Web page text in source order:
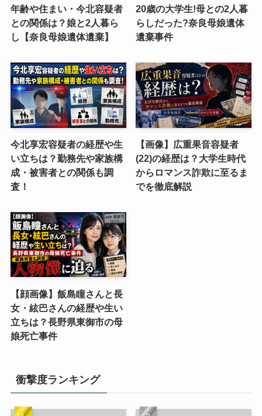
年齢や住まい・今北容疑者
との関係は？娘と2人暮ら
し【奈良母娘遺体遺棄】
20歳の大学生!母との2人暮
らしだった?奈良母娘遺体
遺棄事件
今北享宏容疑者の経歴や生
い立ちは？勤務先や家族構
成・被害者との関係も調
査！
【画像】広重果音容疑者
(22)の経歴は？大学生時代
からロマンス詐欺に至るま
でを徹底解説
【顔画像】飯島瞳さんと長
女・絃巴さんの経歴や生い
立ちは？長野県東御市の母
娘死亡事件
衝撃度ランキング